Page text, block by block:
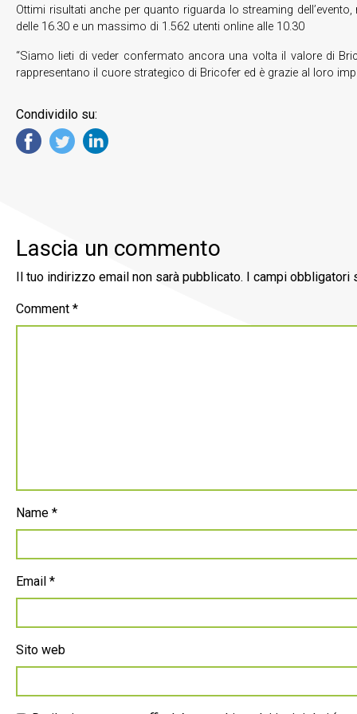
Ottimi risultati anche per quanto riguarda lo streaming
delle 16.30 e un massimo di 1.562 utenti online alle 10.30
“Siamo lieti di veder confermato ancora una volta il valore di
rappresentano il cuore strategico di Bricofer ed è grazie al loro
Condividilo su:
Lascia un commento
Il tuo indirizzo email non sarà pubblicato. I campi obbligatori
Comment *
Name *
Email *
Sito web